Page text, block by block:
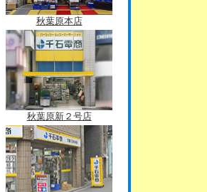
秋葉原本店
秋葉原新２号店